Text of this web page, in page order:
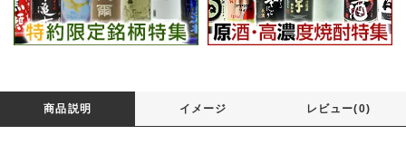
商品説明 イメージ レビュー(0)